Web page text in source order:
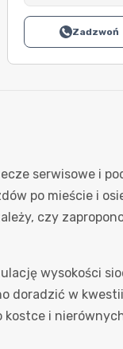
Zadzwoń
serwisowe i
po mieście i
czy
wysokości
doradzić w
kostce i